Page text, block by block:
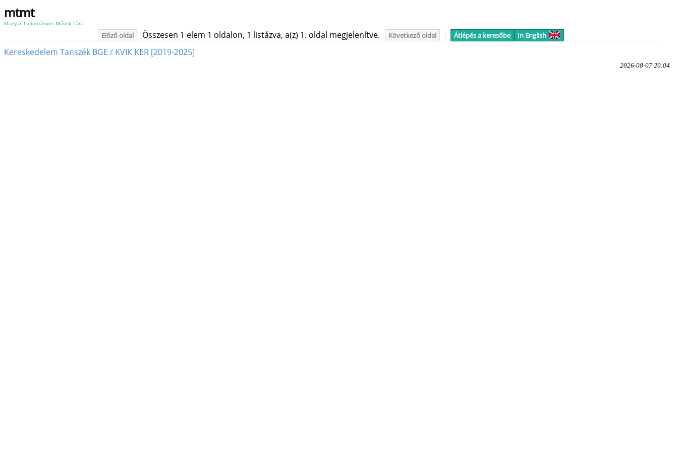
mtmt
Magyar Tudományos Művek Tára
Előző oldal Összesen 1 elem 1 oldalon, 1 listázva, a(z) 1. oldal megjelenítve. Következő oldal Átlépés a keresőbe In English
Kereskedelem Tanszék BGE / KVIK KER [2019-2025]
2026-08-07 20:04